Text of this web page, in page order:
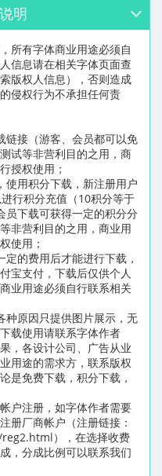
明
所有字体商业用途必须自
信息请在相关字体页面查
版权人信息），否则造成
侵权行为不承担任何责
链接（游客、会员都可以免
试等非营利目的之用，商
授权使用；
使用积分下载，新注册用户
行积分充值（10积分等于
员下载可获得一定的积分分
非营利目的之用，商业用
使用；
的费用后才能进行下载，
宝支付，下载后仅供个人
业用途必须自行联系相关
种原因只提供图片展示，无
载使用请联系字体作者
，各设计公司、广告从业
用途的需求方，联系版权
是免费下载，积分下载，
户注册，如字体作者需要
册厂商帐户（注册链接：
），在选择收费
，分成比例可以联系我们